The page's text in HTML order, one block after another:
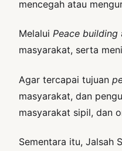
mencegah atau
Melalui Peace building
masyarakat, serta
Agar tercapai tujuan
masyarakat, dan
masyarakat sipil, dan
Sementara itu, Jalsah